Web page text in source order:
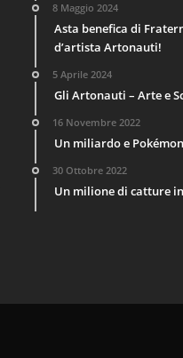
8 Maggio 2024
Asta benefica di
d’artista Artonauti!
5 Aprile 2024
Gli Artonauti – Arte e
16 Novembre 2022
Un miliardo e
30 Ottobre 2022
Un milione di catture